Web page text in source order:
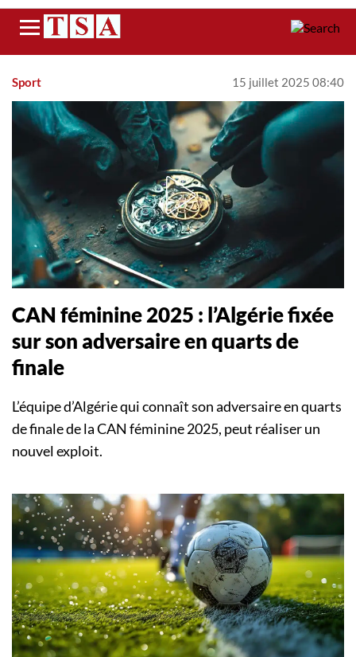
Menu
Sport 15 juillet 2025 08:40
CAN féminine 2025 : l’Algérie fixée
sur son adversaire en quarts de
finale
L’équipe d’Algérie qui connaît son adversaire en quarts
de finale de la CAN féminine 2025, peut réaliser un
nouvel exploit.